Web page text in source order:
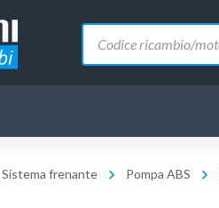
prodotti
Sistema frenante Pompa ABS